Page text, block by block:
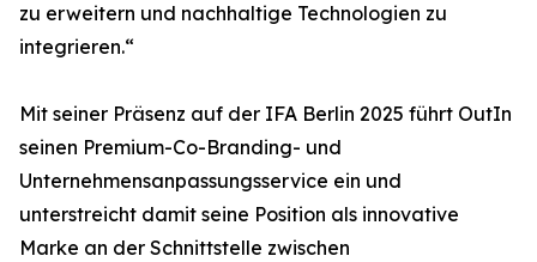
zu erweitern und nachhaltige Technologien zu
integrieren.“
Mit seiner Präsenz auf der IFA Berlin 2025 führt OutIn
seinen Premium-Co-Branding- und
Unternehmensanpassungsservice ein und
unterstreicht damit seine Position als innovative
Marke an der Schnittstelle zwischen